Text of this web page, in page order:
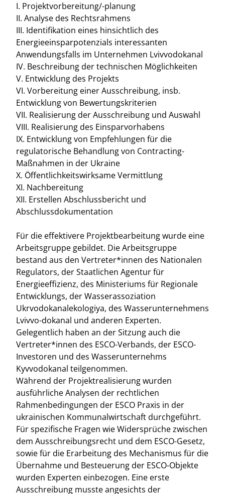
I. Projektvorbereitung/-planung
II. Analyse des Rechtsrahmens
III. Identifikation eines hinsichtlich des
Energieeinsparpotenzials interessanten
Anwendungsfalls im Unternehmen Lvivvodokanal
IV. Beschreibung der technischen Möglichkeiten
V. Entwicklung des Projekts
VI. Vorbereitung einer Ausschreibung, insb.
Entwicklung von Bewertungskriterien
VII. Realisierung der Ausschreibung und Auswahl
VIII. Realisierung des Einsparvorhabens
IX. Entwicklung von Empfehlungen für die
regulatorische Behandlung von Contracting-
Maßnahmen in der Ukraine
X. Öffentlichkeitswirksame Vermittlung
XI. Nachbereitung
XII. Erstellen Abschlussbericht und
Abschlussdokumentation
Für die effektivere Projektbearbeitung wurde eine
Arbeitsgruppe gebildet. Die Arbeitsgruppe
bestand aus den Vertreter*innen des Nationalen
Regulators, der Staatlichen Agentur für
Energieeffizienz, des Ministeriums für Regionale
Entwicklungs, der Wasserassoziation
Ukrvodokanalekologiya, des Wasserunternehmens
Lvivvo-dokanal und anderen Experten.
Gelegentlich haben an der Sitzung auch die
Vertreter*innen des ESCO-Verbands, der ESCO-
Investoren und des Wasserunternehms
Kyvvodokanal teilgenommen.
Während der Projektrealisierung wurden
ausführliche Analysen der rechtlichen
Rahmenbedingungen der ESCO Praxis in der
ukrainischen Kommunalwirtschaft durchgeführt.
Für spezifische Fragen wie Widersprüche zwischen
dem Ausschreibungsrecht und dem ESCO-Gesetz,
sowie für die Erarbeitung des Mechanismus für die
Übernahme und Besteuerung der ESCO-Objekte
wurden Experten einbezogen. Eine erste
Ausschreibung musste angesichts der